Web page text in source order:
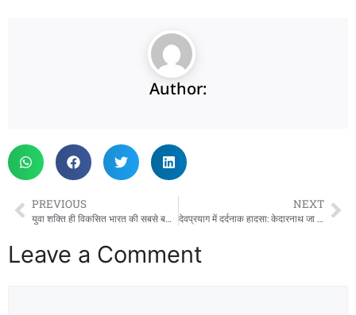
Author:
PREVIOUS
युवा शक्ति ही विकसित भारत की सबसे बड़ी ताकत: सरकार युवाओं को आत्मनिर्भर बनाने के लिए प्रतिबद्ध: सीएम धामी
NEXT
देवप्रयाग में दर्दनाक हादसा: केदारनाथ जा रहे परिवार की डेढ़ वर्षीय बच्ची ट्रक की चपेट में आकर मौत, हाईवे पर लगा जाम
Leave a Comment